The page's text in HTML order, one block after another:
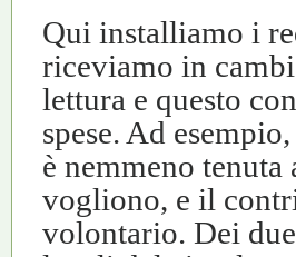
Qui installiamo i
riceviamo in
lettura e questo
spese. Ad
è nemmeno
vogliono, e il
volontario. Dei